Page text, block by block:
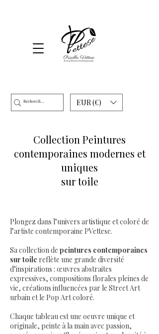
EUR (€)
Collection Peintures
contemporaines modernes et
uniques
sur toile
Plongez dans l’univers artistique et coloré de
l’artiste contemporaine PVettese.
Sa collection de peintures contemporaines
sur toile reflète une grande diversité
d’inspirations : œuvres abstraites
expressives, compositions florales pleines de
vie, créations influencées par le Street Art
urbain et le Pop Art coloré.
Chaque tableau est une oeuvre unique et
originale, peinte à la main avec passion,